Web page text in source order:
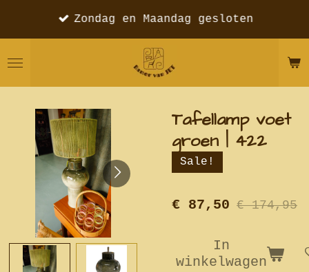
de
Zondag en Maandag gesloten
Tafellamp voet
groen | 422
Sale!
€ 87,50 € 174,95
In
winkelwagen